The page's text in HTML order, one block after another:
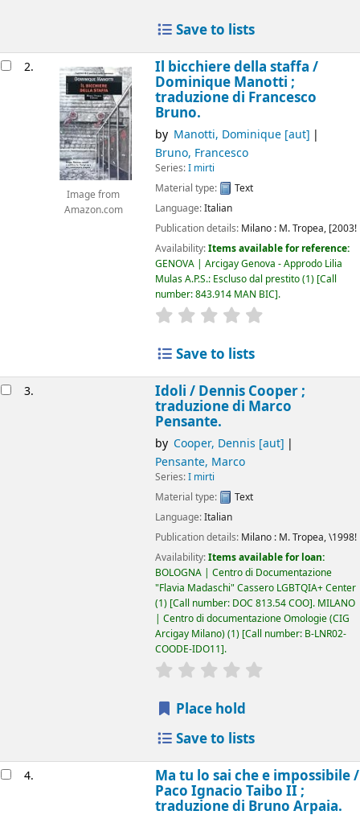
Save to lists
2.
Image from
Amazon.com
Il bicchiere della staffa /
Dominique Manotti ;
traduzione di Francesco
Bruno.
by Manotti, Dominique[aut]
Bruno, Francesco
Series:I mirti
Material type:
Text
Language:Italian
Publication details: Milano : M. Tropea, [2003!
Availability:Items available for reference:
GENOVA | Arcigay Genova - Approdo Lilia
Mulas A.P.S.: Escluso dal prestito(1) Call
number:843.914 MAN BIC .
star rating
Save to lists
3. Idoli / Dennis Cooper ;
traduzione di Marco
Pensante.
by Cooper, Dennis [aut]
Pensante, Marco
Series:I mirti
Material type:
Text
Language:Italian
Publication details: Milano : M. Tropea,\1998!
Availability:Items available for loan:
BOLOGNA | Centro di Documentazione
"Flavia Madaschi" Cassero LGBTQIA+ Center
(1) Call number: DOC 813.54 COO . MILANO
| Centro di documentazione Omologie (CIG
Arcigay Milano)(1) Call number: B-LNR02-
COODE-IDO11 .
star rating
Place hold
Save to lists
4. Ma tu lo sai che e impossibile /
Paco Ignacio Taibo II ;
traduzione di Bruno Arpaia.